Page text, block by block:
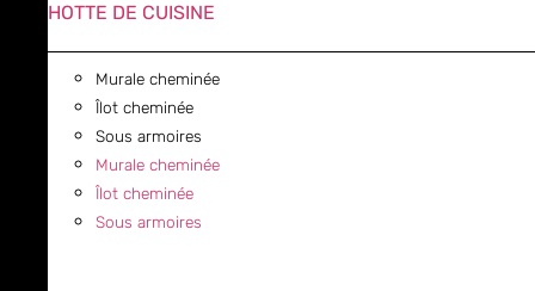
HOTTE DE CUISINE
Murale cheminée
Îlot cheminée
Sous armoires
Murale cheminée
Îlot cheminée
Sous armoires